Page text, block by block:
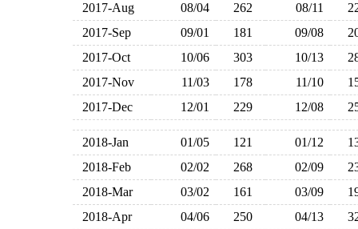
2017-Aug
08/04 262 08/11
2017-Sep
09/01 181 09/08
2017-Oct
10/06 303 10/13
2017-Nov
11/03 178 11/10
2017-Dec
12/01 229 12/08
2018-Jan 01/05 121 01/12
2018-Feb
02/02 268 02/09
2018-Mar
03/02 161 03/09
2018-Apr
04/06 250 04/13